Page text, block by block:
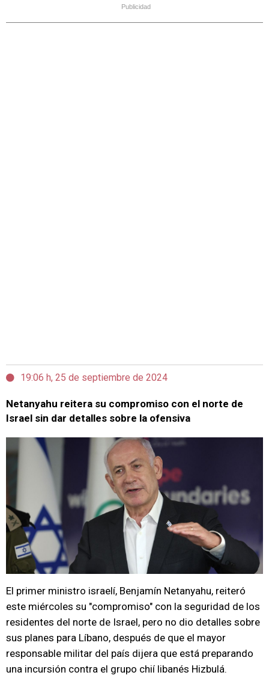
Publicidad
19:06 h, 25 de septiembre de 2024
Netanyahu reitera su compromiso con el norte de
Israel sin dar detalles sobre la ofensiva
El primer ministro israelí, Benjamín Netanyahu, reiteró
este miércoles su "compromiso" con la seguridad de los
residentes del norte de Israel, pero no dio detalles sobre
sus planes para Líbano, después de que el mayor
responsable militar del país dijera que está preparando
una incursión contra el grupo chií libanés Hizbulá.